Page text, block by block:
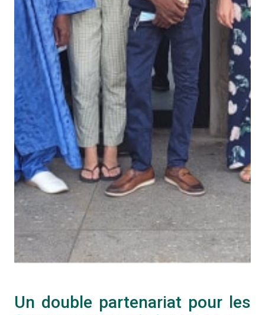
Un double partenariat pour les